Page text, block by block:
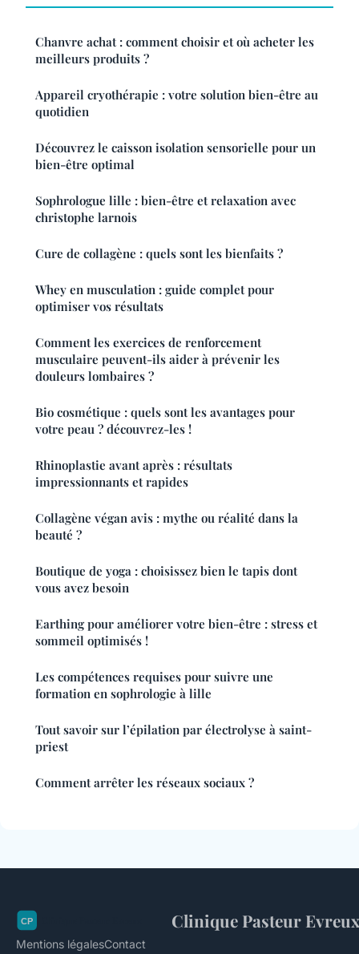
Chanvre achat : comment choisir et où acheter les
meilleurs produits ?
Appareil cryothérapie : votre solution bien-être au
quotidien
Découvrez le caisson isolation sensorielle pour un
bien-être optimal
Sophrologue lille : bien-être et relaxation avec
christophe larnois
Cure de collagène : quels sont les bienfaits ?
Whey en musculation : guide complet pour
optimiser vos résultats
Comment les exercices de renforcement
musculaire peuvent-ils aider à prévenir les
douleurs lombaires ?
Bio cosmétique : quels sont les avantages pour
votre peau ? découvrez-les !
Rhinoplastie avant après : résultats
impressionnants et rapides
Collagène végan avis : mythe ou réalité dans la
beauté ?
Boutique de yoga : choisissez bien le tapis dont
vous avez besoin
Earthing pour améliorer votre bien-être : stress et
sommeil optimisés !
Les compétences requises pour suivre une
formation en sophrologie à lille
Tout savoir sur l’épilation par électrolyse à saint-
priest
Comment arrêter les réseaux sociaux ?
Clinique Pasteur
Mentions légalesContact